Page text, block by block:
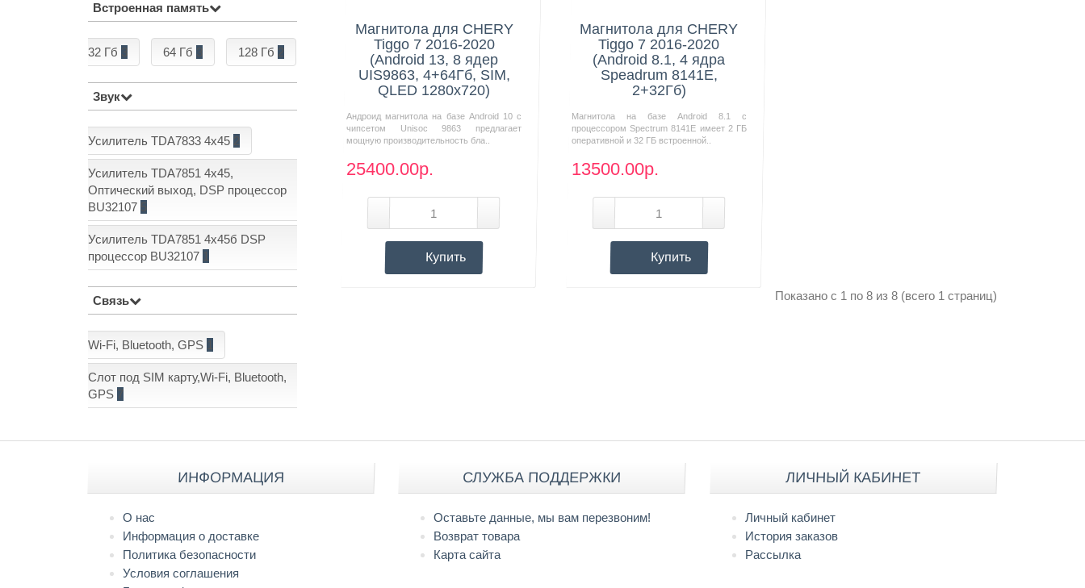
Встроенная память
32 Гб 3 64 Гб 3 128 Гб
Звук
Усилитель TDA7833 4x45
Усилитель TDA7851 4x45,
Оптический выход, DSP процессор
BU32107 5
Усилитель TDA7851 4x45б DSP
процессор BU32107 1
Связь
Wi-Fi, Bluetooth, GPS 1
Слот под SIM карту,Wi-Fi, Bluetooth,
GPS 7
Магнитола для CHERY
Tiggo 7 2016-2020
(Android 13, 8 ядер
UIS9863, 4+64Гб, SIM,
QLED 1280x720)
Андроид магнитола на базе Android 10 с
чипсетом Unisoc 9863 предлагает
мощную производительность бла..
25400.00р.
Купить
Магнитола для CHERY
Tiggo 7 2016-2020
(Android 8.1, 4 ядра
Speadrum 8141E,
2+32Гб)
Магнитола на базе Android 8.1 с
процессором Spectrum 8141E имеет 2 ГБ
оперативной и 32 ГБ встроенной..
13500.00р.
Купить
Показано с 1 по 8 из 8 (всего 1 страниц)
ИНФОРМАЦИЯ
О нас
Информация о доставке
Политика безопасности
Условия соглашения
СЛУЖБА ПОДДЕРЖКИ
Оставьте данные, мы вам перезвоним!
Возврат товара
Карта сайта
ЛИЧНЫЙ КАБИНЕТ
Личный кабинет
История заказов
Рассылка